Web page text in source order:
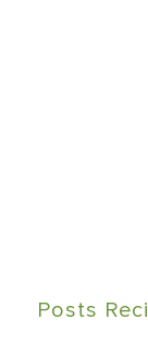
Posts